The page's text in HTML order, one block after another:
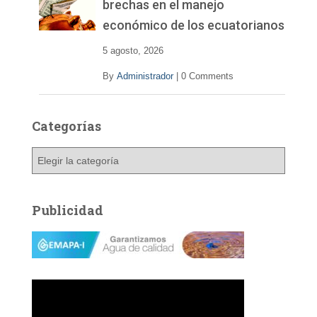
brechas en el manejo
económico de los ecuatorianos
5 agosto, 2026
By Administrador 0 Comments
Categorías
g
o
a
Publicidad